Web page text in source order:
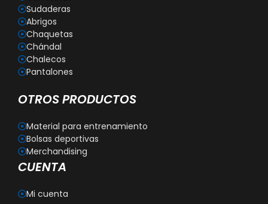
Sudaderas
Abrigos
Chaquetas
Chándal
Chalecos
Pantalones
OTROS PRODUCTOS
Material para entrenamiento
Bolsas deportivas
Merchandising
CUENTA
Mi cuenta